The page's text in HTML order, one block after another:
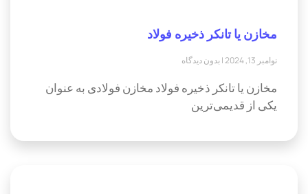
مخازن یا تانکر ذخیره فولاد
نوامبر 13, 2024 بدون دیدگاه
مخازن یا تانکر ذخیره فولاد مخازن فولادی به عنوان
یکی از قدیمی‌ترین